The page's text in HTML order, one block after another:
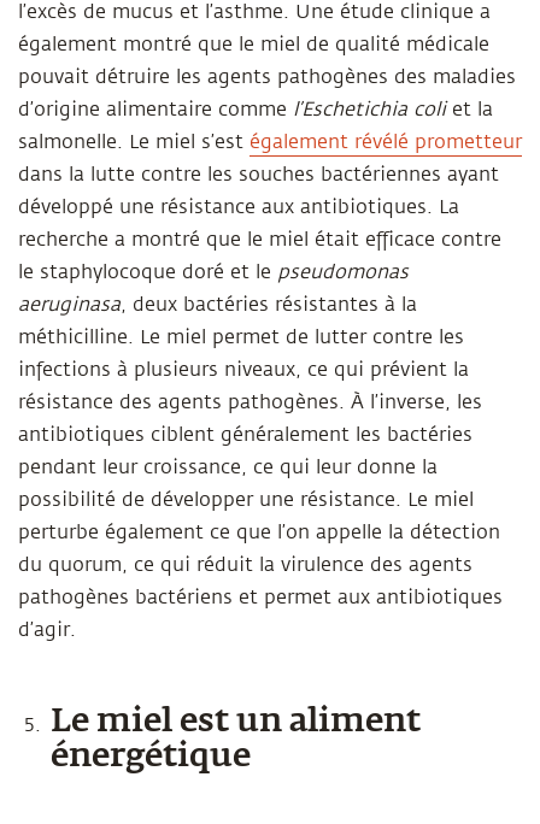
l’excès de mucus et l’asthme. Une étude clinique a
également montré que le miel de qualité médicale
pouvait détruire les agents pathogènes des maladies
d’origine alimentaire comme l’Eschetichia coliet la
salmonelle. Le miel s’est également révélé prometteur
dans la lutte contre les souches bactériennes ayant
développé une résistance aux antibiotiques. La
recherche a montré que le miel était efficace contre
le staphylocoque doré et le pseudomonas
aeruginasa, deux bactéries résistantes à la
méthicilline. Le miel permet de lutter contre les
infections à plusieurs niveaux, ce qui prévient la
résistance des agents pathogènes. À l’inverse, les
antibiotiques ciblent généralement les bactéries
pendant leur croissance, ce qui leur donne la
possibilité de développer une résistance. Le miel
perturbe également ce que l’on appelle la détection
du quorum, ce qui réduit la virulence des agents
pathogènes bactériens et permet aux antibiotiques
d’agir.
Le miel est un aliment
énergétique